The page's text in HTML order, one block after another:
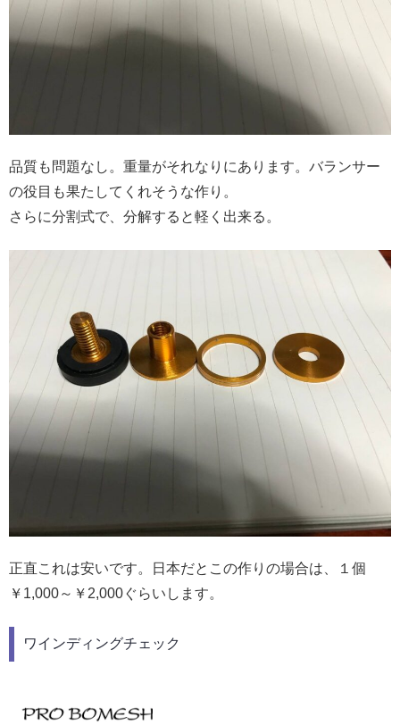
品質も問題なし。重量がそれなりにあります。バランサー
の役目も果たしてくれそうな作り。
さらに分割式で、分解すると軽く出来る。
正直これは安いです。日本だとこの作りの場合は、１個
￥1,000～￥2,000ぐらいします。
ワインディングチェック